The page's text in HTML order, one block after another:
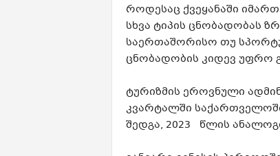
როდესაც ქვეყანაში
სხვა ტიპის ცნობადობას
საერთაშორისო თუ
ცნობადობის კიდევ უფრო
ტურიზმის ეროვნული
კვარტალში
შედგა, 2023 წლის